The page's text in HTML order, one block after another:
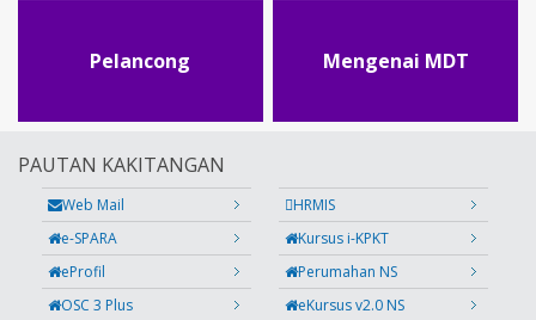
Pelancong Mengenai MDT
PAUTAN KAKITANGAN
Web Mail
HRMIS
e-SPARA
Kursus i-KPKT
eProfil
Perumahan NS
OSC 3 Plus
eKursus v2.0 NS